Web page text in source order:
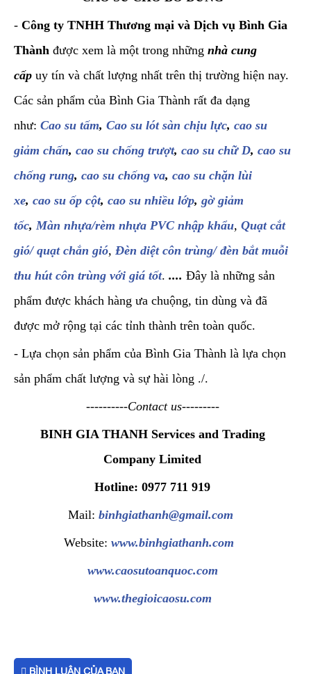
- Công ty TNHH Thương mại và Dịch vụ Bình Gia
Thành được xem là một trong những nhà cung
cấp uy tín và chất lượng nhất trên thị trường hiện nay.
Các sản phẩm của Bình Gia Thành rất đa dạng
như: Cao su tấm, Cao su lót sàn chịu lực, cao su
giảm chấn, cao su chống trượt, cao su chữ D, cao su
chống rung, cao su chống va, cao su chặn lùi
xe, cao su ốp cột, cao su nhiều lớp, gờ giảm
tốc, Màn nhựa/rèm nhựa PVC nhập khẩu, Quạt cắt
gió/ quạt chắn gió, Đèn diệt côn trùng/ đèn bắt muỗi
thu hút côn trùng với giá tốt. .... Đây là những sản
phẩm được khách hàng ưa chuộng, tin dùng và đã
được mở rộng tại các tỉnh thành trên toàn quốc.
- Lựa chọn sản phẩm của Bình Gia Thành là lựa chọn
sản phẩm chất lượng và sự hài lòng ./.
----------Contact us---------
BINH GIA THANH Services and Trading
Company Limited
Hotline: 0977 711 919
Mail:binhgiathanh@gmail.com
Website:www.binhgiathanh.com
www.caosutoanquoc.com
www.thegioicaosu.com
BÌNH LUẬN CỦA BẠN